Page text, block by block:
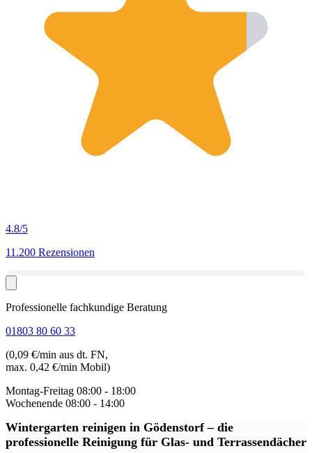
4.8/5
11.200 Rezensionen
Professionelle fachkundige Beratung
01803 80 60 33
(0,09 €/min aus dt. FN,
max. 0,42 €/min Mobil)
Montag-Freitag 08:00 - 18:00
Wochenende 08:00 - 14:00
Wintergarten reinigen in Gödenstorf– die
professionelle Reinigung für Glas- und Terrassendächer